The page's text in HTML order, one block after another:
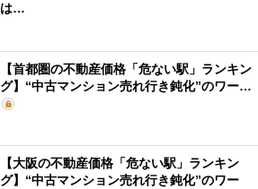
は…
【首都圏の不動産価格「危ない駅」ランキン
グ】“中古マンション売れ行き鈍化”のワー…
【大阪の不動産価格「危ない駅」ランキン
グ】“中古マンション売れ行き鈍化”のワー